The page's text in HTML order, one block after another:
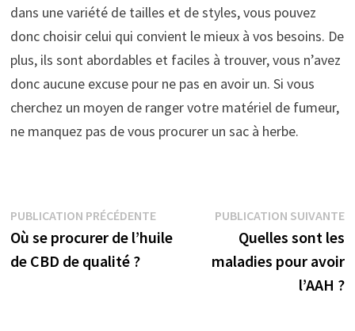
dans une variété de tailles et de styles, vous pouvez
donc choisir celui qui convient le mieux à vos besoins. De
plus, ils sont abordables et faciles à trouver, vous n’avez
donc aucune excuse pour ne pas en avoir un. Si vous
cherchez un moyen de ranger votre matériel de fumeur,
ne manquez pas de vous procurer un sac à herbe.
Navigation
de
PUBLICATION PRÉCÉDENTEPublication
précédente :
Où se procurer de l’huile
de CBD de qualité ?
PUBLICATION SUIVANTE
Quelles sont les
maladies pour avoir
l’AAH ?